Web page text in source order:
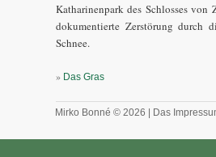
Katharinenpark des Schlosses von
dokumentierte Zerstörung durch
Schnee.
» Das Gras
Mirko Bonné © 2026 | Das